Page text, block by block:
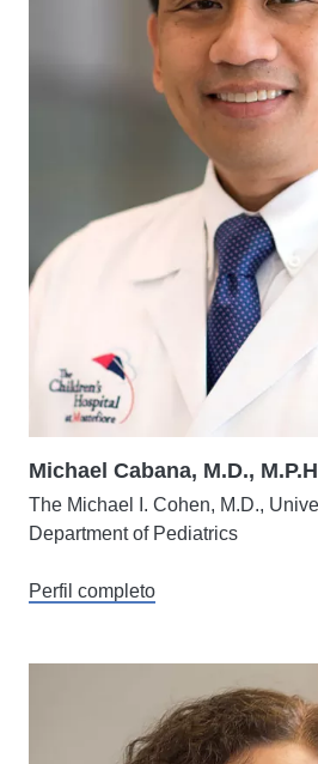
Michael Cabana, M.D.,
The Michael I. Cohen, M.D.,
Department of Pediatrics
Perfil completo